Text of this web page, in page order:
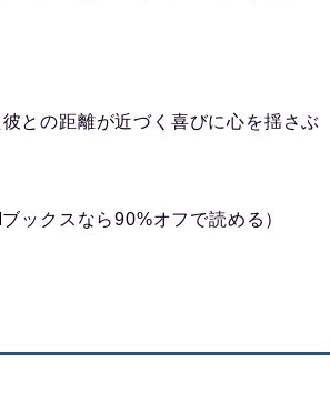
との距離が近づく喜びに心を揺さぶ
ックスなら90%オフで読める）